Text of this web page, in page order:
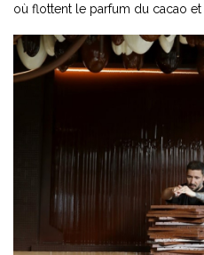
où flottent le parfum du cacao